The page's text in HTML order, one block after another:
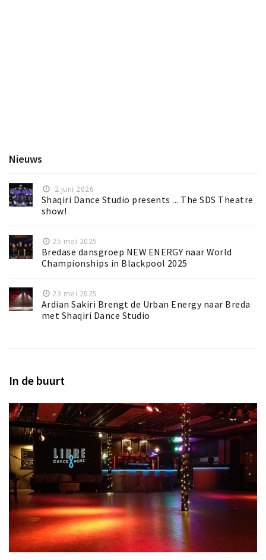
Nieuws
2 juni 2026
Shaqiri Dance Studio presents ... The SDS Theatre
show!
25 mei 2025
Bredase dansgroep NEW ENERGY naar World
Championships in Blackpool 2025
23 mei 2025
Ardian Sakiri Brengt de Urban Energy naar Breda
met Shaqiri Dance Studio
In de buurt